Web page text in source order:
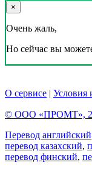
×
Очень жаль,
Но сейчас вы
О сервисе | Условия
© ООО «ПРОМТ»,
Перевод английский
перевод казахский,
перевод финский,